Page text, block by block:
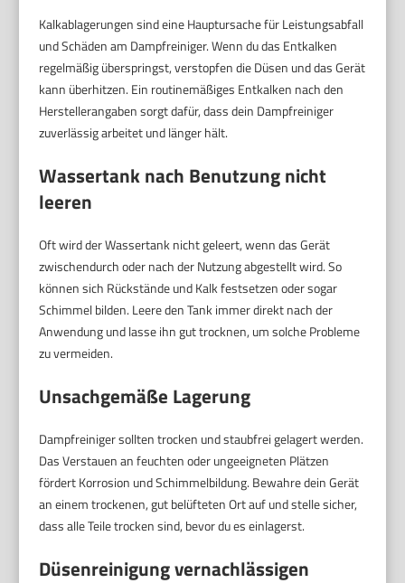
Kalkablagerungen sind eine Hauptursache für Leistungsabfall
und Schäden am Dampfreiniger. Wenn du das Entkalken
regelmäßig überspringst, verstopfen die Düsen und das Gerät
kann überhitzen. Ein routinemäßiges Entkalken nach den
Herstellerangaben sorgt dafür, dass dein Dampfreiniger
zuverlässig arbeitet und länger hält.
Wassertank nach Benutzung nicht
leeren
Oft wird der Wassertank nicht geleert, wenn das Gerät
zwischendurch oder nach der Nutzung abgestellt wird. So
können sich Rückstände und Kalk festsetzen oder sogar
Schimmel bilden. Leere den Tank immer direkt nach der
Anwendung und lasse ihn gut trocknen, um solche Probleme
zu vermeiden.
Unsachgemäße Lagerung
Dampfreiniger sollten trocken und staubfrei gelagert werden.
Das Verstauen an feuchten oder ungeeigneten Plätzen
fördert Korrosion und Schimmelbildung. Bewahre dein Gerät
an einem trockenen, gut belüfteten Ort auf und stelle sicher,
dass alle Teile trocken sind, bevor du es einlagerst.
Düsenreinigung vernachlässigen